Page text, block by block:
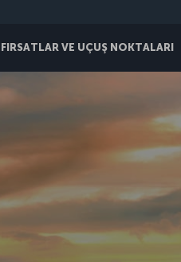
FIRSATLAR VE UÇUŞ NOKTALARI